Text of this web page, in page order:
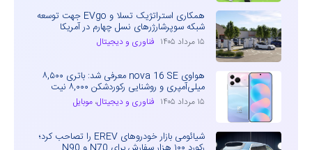
همکاری استراتژیک تسلا و EVgo جهت توسعه
شبکه سوپرشارژرهای نسل چهارم در آمریکا
۱۵ مرداد ۱۴۰۵ فناوری و دیجیتال
هواوی nova 16 SE معرفی شد: باتری ۸,۵۰۰
میلی‌آمپری و روشنایی رکوردشکن ۸,۰۰۰ نیت
۱۵ مرداد ۱۴۰۵ فناوری و دیجیتال، موبایل
شیائومی بازار خودروهای EREV را تصاحب کرد؛